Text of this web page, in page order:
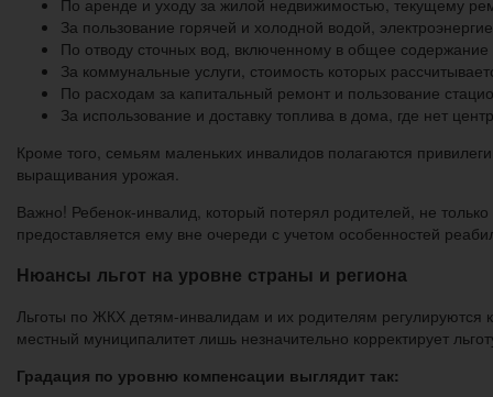
За пользование горячей и холодной водой,
По отводу сточных вод, включенному в общее
За коммунальные услуги, стоимость которых
По расходам за капитальный ремонт и пользование
За использование и доставку топлива в дома, где нет
Кроме того, семьям маленьких инвалидов полагаются
выращивания урожая.
Важно! Ребенок-инвалид, который потерял родителей, не
предоставляется ему вне очереди с учетом особенностей
Нюансы льгот на уровне страны и региона
Льготы по ЖКХ детям-инвалидам и их родителям регулируются
местный муниципалитет лишь незначительно корректирует
Градация по уровню компенсации выглядит так: